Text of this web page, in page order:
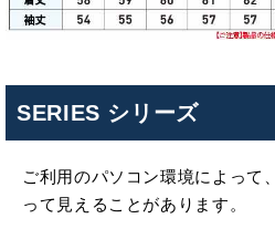
SERIES シリーズ
ご利用のパソコン環境によって
って見えることがあります。